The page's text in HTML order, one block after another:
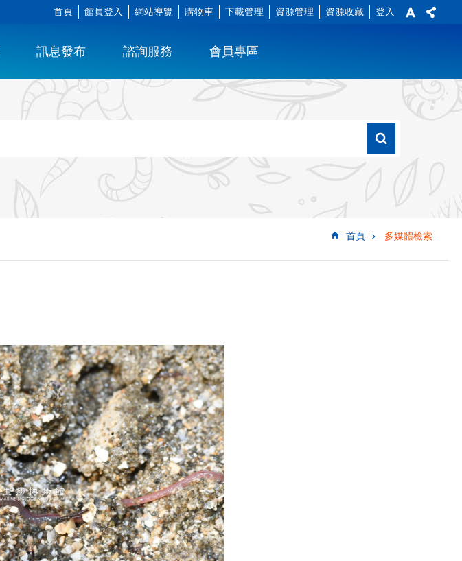
首頁 館員登入 網站導覽 購物車 下載管理 資源管理 資源收藏 登入
訊息發布 諮詢服務 會員專區
首頁 多媒體檢索